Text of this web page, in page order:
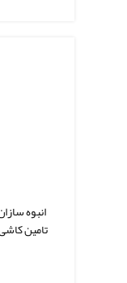
انبوه
تامین